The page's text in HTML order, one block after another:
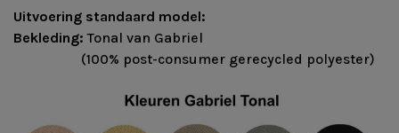
Uitvoering standaard model:
Bekleding: Tonal van Gabriel
(100% post-consumer gerecycled polyester)